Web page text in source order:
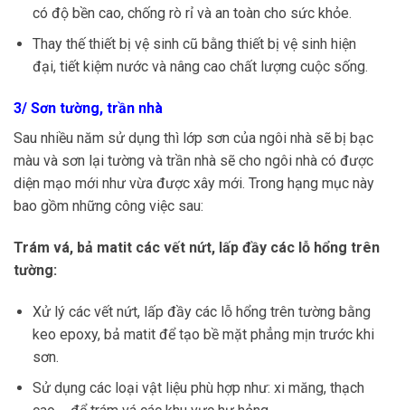
có độ bền cao, chống rò rỉ và an toàn cho sức khỏe.
Thay thế thiết bị vệ sinh cũ bằng thiết bị vệ sinh hiện
đại, tiết kiệm nước và nâng cao chất lượng cuộc sống.
3/ Sơn tường, trần nhà
Sau nhiều năm sử dụng thì lớp sơn của ngôi nhà sẽ bị bạc
màu và sơn lại tường và trần nhà sẽ cho ngôi nhà có được
diện mạo mới như vừa được xây mới. Trong hạng mục này
bao gồm những công việc sau:
Trám vá, bả matit các vết nứt, lấp đầy các lỗ hổng trên
tường:
Xử lý các vết nứt, lấp đầy các lỗ hổng trên tường bằng
keo epoxy, bả matit để tạo bề mặt phẳng mịn trước khi
sơn.
Sử dụng các loại vật liệu phù hợp như: xi măng, thạch